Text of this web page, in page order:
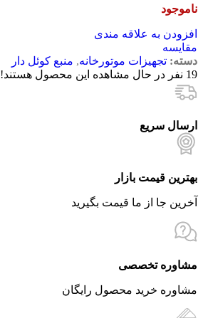
ناموجود
افزودن به علاقه مندی
مقایسه
دسته: تجهیزات موتورخانه, منبع کوئل دار
19 نفر در حال مشاهده این محصول هستند!
ارسال سریع
بهترین قیمت بازار
آخرین جا از ما قیمت بگیرید
مشاوره تخصصی
مشاوره خرید محصول رایگان